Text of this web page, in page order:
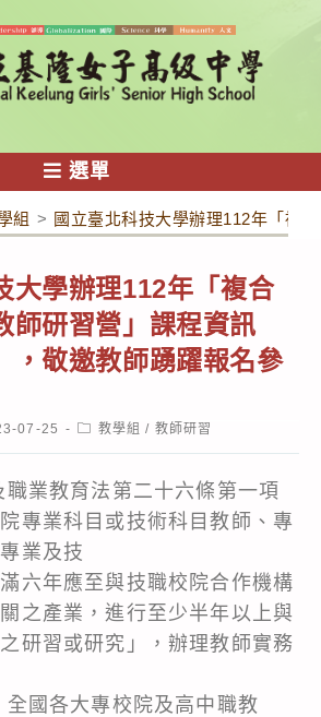
選單
組 > 國立臺北科技大學辦理112年「複
大學辦理112年「複合
師研習營」課程資訊
，敬邀教師踴躍報名參
07-25
Post教學組 / 教師研習
業教育法第二十六條第一項
專業科目或技術科目教師、專
業及技
六年應至與技職校院合作機構
之產業，進行至少半年以上與
研習或研究」，辦理教師實務
國各大專校院及高中職教